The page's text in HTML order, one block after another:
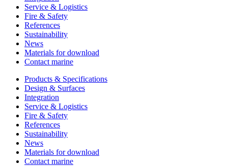
Service & Logistics
Fire & Safety
References
Sustainability
News
Materials for download
Contact marine
Products & Specifications
Design & Surfaces
Integration
Service & Logistics
Fire & Safety
References
Sustainability
News
Materials for download
Contact marine